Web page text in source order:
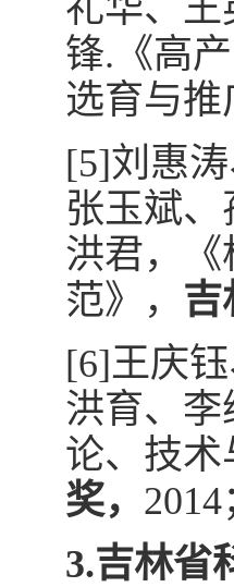
礼华、
锋. 《高
选育与推
[5]刘惠
张玉斌
洪君，
范》， 吉
[6]王庆
洪育、李
论、技
奖， 2014
3.吉林省